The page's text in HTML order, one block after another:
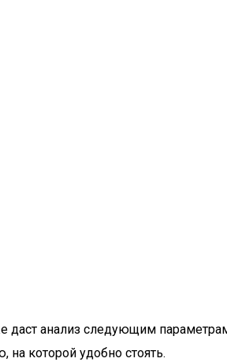
даст анализ следующим
которой удобно стоять.